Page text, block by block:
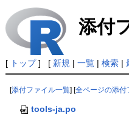
添付
[ トップ] [ 新規 | 一覧| 検索|
[添付ファイル一覧 ] [全ページの添付
tools-ja.po